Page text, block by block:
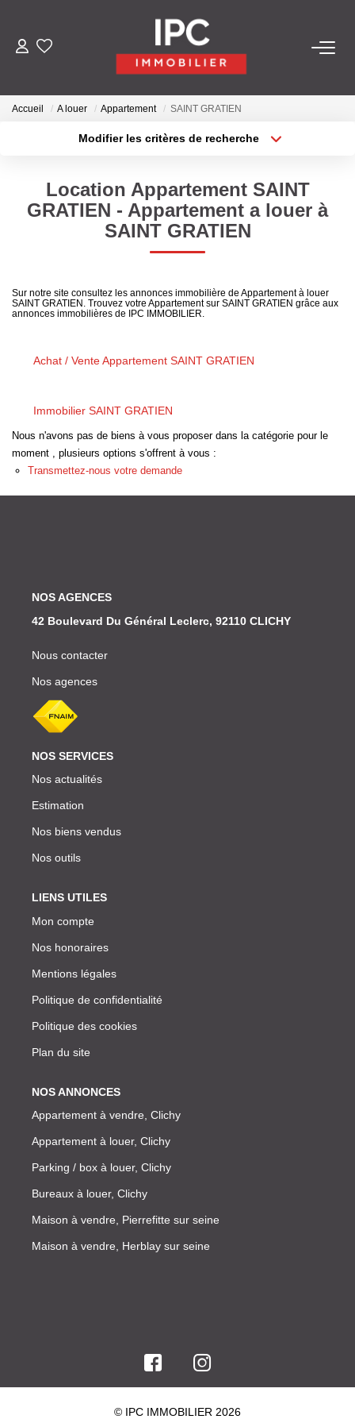
ACHETER
GÉRER
Qui Sommes-Nous
Nous Rejoindre
ESPACE CLIENT
FNAIM
Accueil A louer Appartement SAINT GRATIEN
Modifier les critères de recherche
Sélectionnez...
Type de bien
Location Appartement SAINT
GRATIEN - Appartement a louer à
SAINT GRATIEN
Sur notre site consultez les annonces immobilière de Appartement à louer
SAINT GRATIEN. Trouvez votre Appartement sur SAINT GRATIEN grâce aux
annonces immobilières de IPC IMMOBILIER.
Achat / Vente Appartement SAINT GRATIEN
Immobilier SAINT GRATIEN
Nous n'avons pas de biens à vous proposer dans la catégorie pour le
moment , plusieurs options s'offrent à vous :
Transmettez-nous votre demande
NOS AGENCES
42 Boulevard Du Général Leclerc, 92110 CLICHY
Nous contacter
Nos agences
NOS SERVICES
Nos actualités
Estimation
Nos biens vendus
Nos outils
LIENS UTILES
Mon compte
Nos honoraires
Mentions légales
Politique de confidentialité
Politique des cookies
Plan du site
NOS ANNONCES
Appartement à vendre, Clichy
Appartement à louer, Clichy
Parking / box à louer, Clichy
Bureaux à louer, Clichy
Maison à vendre, Pierrefitte sur seine
Maison à vendre, Herblay sur seine
© IPC IMMOBILIER 2026